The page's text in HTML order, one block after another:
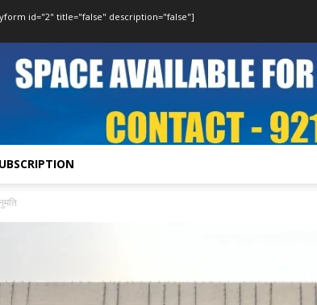
id="2" title="false" description="false"]